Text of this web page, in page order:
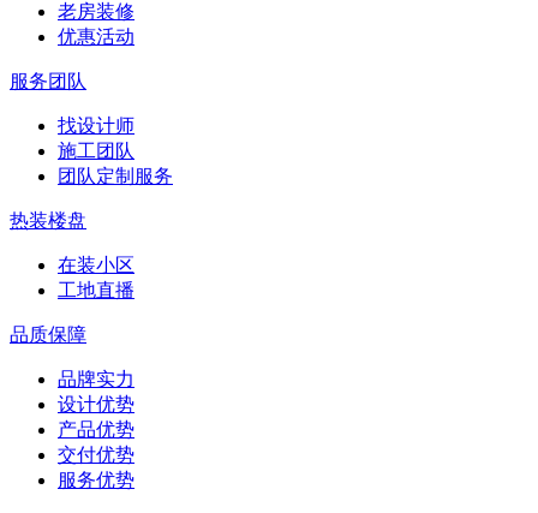
老房装修
优惠活动
服务团队
找设计师
施工团队
团队定制服务
热装楼盘
在装小区
工地直播
品质保障
品牌实力
设计优势
产品优势
交付优势
服务优势